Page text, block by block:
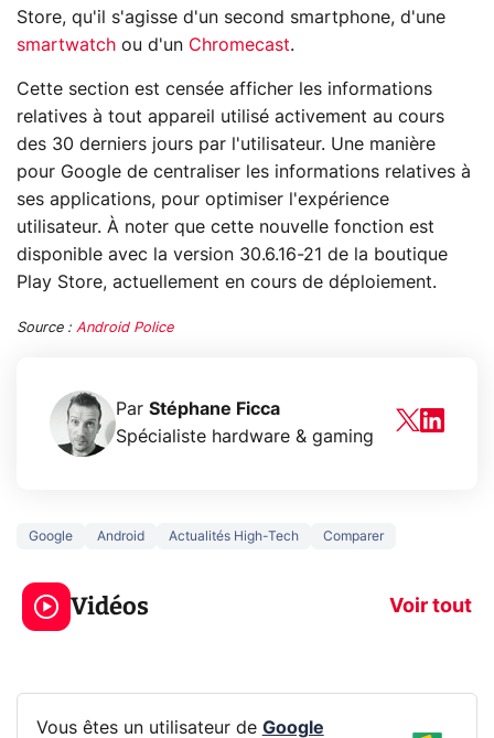
Store, qu'il s'agisse d'un second smartphone, d'une
smartwatch ou d'un Chromecast.
Cette section est censée afficher les informations
relatives à tout appareil utilisé activement au cours
des 30 derniers jours par l'utilisateur. Une manière
pour Google de centraliser les informations relatives à
ses applications, pour optimiser l'expérience
utilisateur. À noter que cette nouvelle fonction est
disponible avec la version 30.6.16-21 de la boutique
Play Store, actuellement en cours de déploiement.
Source : Android Police
Par Stéphane Ficca
Spécialiste hardware & gaming
Google Android Actualités High-Tech Comparer
Vidéos Voir tout
3 écrans en 1 pour
319€ ? Voici L'AOC
CQ32G4ZA !
5
prochaine
Vous êtes un utilisateur de Google